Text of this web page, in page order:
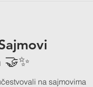
na sajmovima